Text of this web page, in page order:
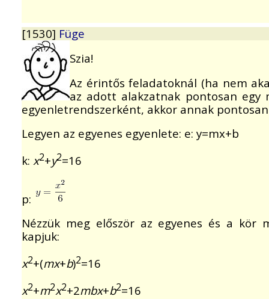
[1530] Füge
Szia!
Az érintős feladatoknál (ha nem
az adott alakzatnak pontosan egy
egyenletrendszerként, akkor annak
Legyen az egyenes egyenlete: e: y=mx+b
k: x2+y2=16
p:
Nézzük meg először az egyenes és a kör
kapjuk:
x2+(mx+b)2=16
x2+m2x2+2mbx+b2=16